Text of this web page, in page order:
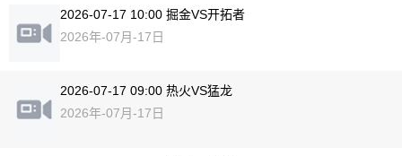
2026-07-17 10:00 掘金VS开拓者
2026年-07月-17日
2026-07-17 09:00 热火VS猛龙
2026年-07月-17日